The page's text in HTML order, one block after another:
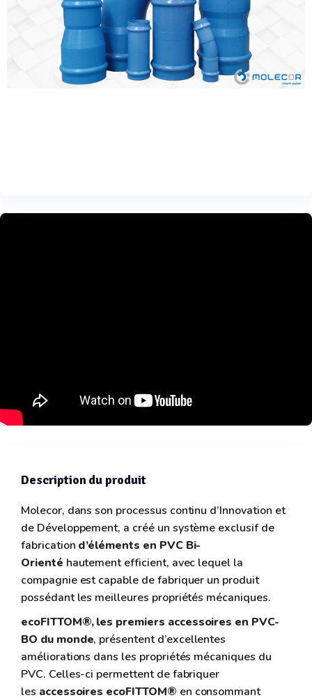
Description du produit
Molecor, dans son processus continu d’Innovation et
de Développement, a créé un système exclusif de
fabrication d’éléments en PVC Bi-
Orienté hautement efficient, avec lequel la
compagnie est capable de fabriquer un produit
possédant les meilleures propriétés mécaniques.
ecoFITTOM®, les premiers accessoires en PVC-
BO du monde, présentent d’excellentes
améliorations dans les propriétés mécaniques du
PVC. Celles-ci permettent de fabriquer
les accessoires ecoFITTOM® en consommant